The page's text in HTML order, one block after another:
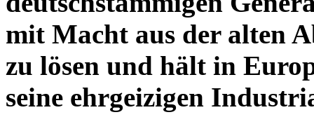
mit Macht aus der alten
zu lösen und hält in
seine ehrgeizigen